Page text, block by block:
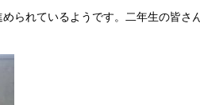
られているようです。二年生の皆さ